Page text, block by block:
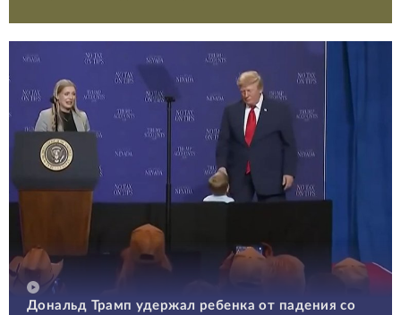
Дональд Трамп удержал ребенка от падения со